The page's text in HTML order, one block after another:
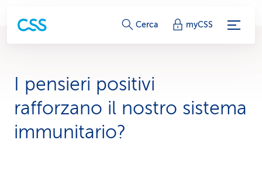
c
e
g
Cerca myCSS
I pensieri positivi
rafforzano il nostro sistema
immunitario?